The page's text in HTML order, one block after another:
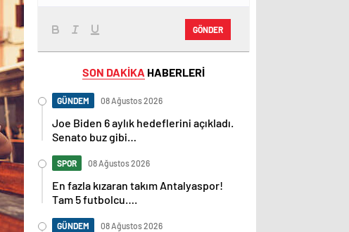
GÖNDER
SON DAKİKA HABERLERİ
GÜNDEM 08 Ağustos 2026
Joe Biden 6 aylık hedeflerini açıkladı.
Senato buz gibi…
SPOR 08 Ağustos 2026
En fazla kızaran takım Antalyaspor!
Tam 5 futbolcu….
GÜNDEM 08 Ağustos 2026